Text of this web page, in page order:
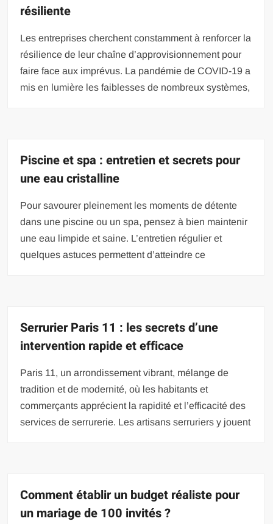
résiliente
Les entreprises cherchent constamment à renforcer la
résilience de leur chaîne d’approvisionnement pour
faire face aux imprévus. La pandémie de COVID-19 a
mis en lumière les faiblesses de nombreux systèmes,
Piscine et spa : entretien et secrets pour
une eau cristalline
Pour savourer pleinement les moments de détente
dans une piscine ou un spa, pensez à bien maintenir
une eau limpide et saine. L’entretien régulier et
quelques astuces permettent d’atteindre ce
Serrurier Paris 11 : les secrets d’une
intervention rapide et efficace
Paris 11, un arrondissement vibrant, mélange de
tradition et de modernité, où les habitants et
commerçants apprécient la rapidité et l’efficacité des
services de serrurerie. Les artisans serruriers y jouent
Comment établir un budget réaliste pour
un mariage de 100 invités ?